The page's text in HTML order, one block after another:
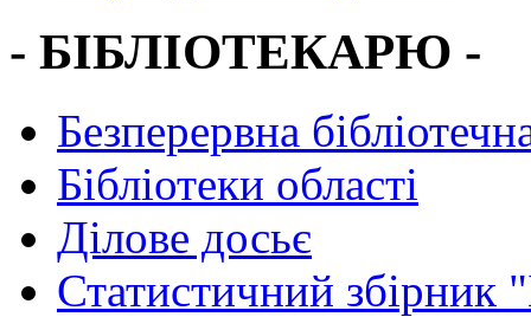
- БІБЛІОТЕКАРЮ -
Безперервна
Бібліотеки області
Ділове досьє
Статистичний